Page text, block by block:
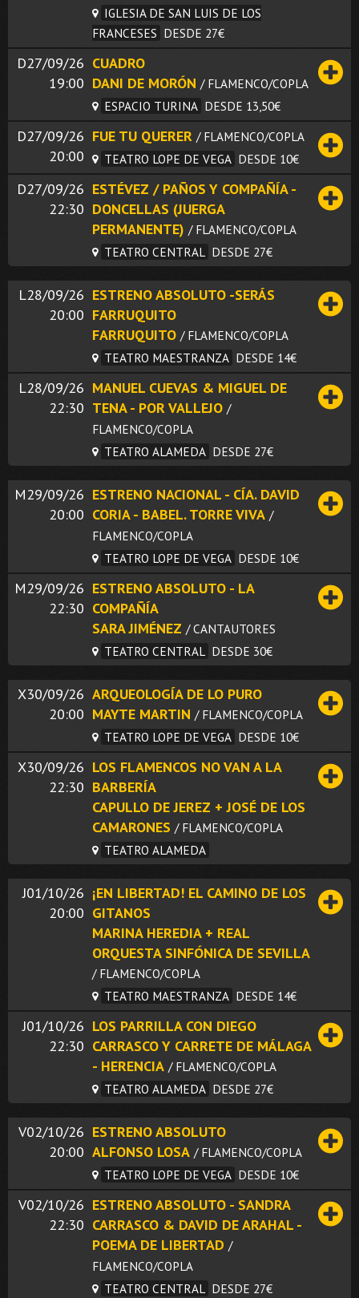
IGLESIA DE SAN LUIS DE LOS
FRANCESES DESDE 27€
D27/09/26
19:00
CUADRO
DANI DE MORÓN / FLAMENCO/COPLA
ESPACIO TURINA DESDE 13,50€
D27/09/26
20:00
FUE TU QUERER / FLAMENCO/COPLA
TEATRO LOPE DE VEGA DESDE 10€
D27/09/26
22:30
ESTÉVEZ / PAÑOS Y COMPAÑÍA -
DONCELLAS (JUERGA
PERMANENTE) / FLAMENCO/COPLA
TEATRO CENTRAL DESDE 27€
L28/09/26
20:00
ESTRENO ABSOLUTO -SERÁS
FARRUQUITO
FARRUQUITO / FLAMENCO/COPLA
TEATRO MAESTRANZA DESDE 14€
L28/09/26
22:30
MANUEL CUEVAS & MIGUEL DE
TENA - POR VALLEJO /
FLAMENCO/COPLA
TEATRO ALAMEDA DESDE 27€
M29/09/26
20:00
ESTRENO NACIONAL - CÍA. DAVID
CORIA - BABEL. TORRE VIVA /
FLAMENCO/COPLA
TEATRO LOPE DE VEGA DESDE 10€
M29/09/26
22:30
ESTRENO ABSOLUTO - LA
COMPAÑÍA
SARA JIMÉNEZ / CANTAUTORES
TEATRO CENTRAL DESDE 30€
X30/09/26
20:00
ARQUEOLOGÍA DE LO PURO
MAYTE MARTIN / FLAMENCO/COPLA
TEATRO LOPE DE VEGA DESDE 10€
X30/09/26
22:30
LOS FLAMENCOS NO VAN A LA
BARBERÍA
CAPULLO DE JEREZ + JOSÉ DE LOS
CAMARONES / FLAMENCO/COPLA
TEATRO ALAMEDA
J01/10/26
20:00
¡EN LIBERTAD! EL CAMINO DE LOS
GITANOS
MARINA HEREDIA + REAL
ORQUESTA SINFÓNICA DE SEVILLA
/ FLAMENCO/COPLA
TEATRO MAESTRANZA DESDE 14€
J01/10/26
22:30
LOS PARRILLA CON DIEGO
CARRASCO Y CARRETE DE MÁLAGA
- HERENCIA / FLAMENCO/COPLA
TEATRO ALAMEDA DESDE 27€
V02/10/26
20:00
ESTRENO ABSOLUTO
ALFONSO LOSA / FLAMENCO/COPLA
TEATRO LOPE DE VEGA DESDE 10€
V02/10/26
22:30
ESTRENO ABSOLUTO - SANDRA
CARRASCO & DAVID DE ARAHAL -
POEMA DE LIBERTAD /
FLAMENCO/COPLA
TEATRO CENTRAL DESDE 27€